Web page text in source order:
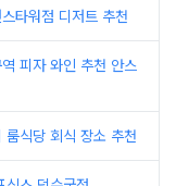
타워점 디저트 추천
피자 와인 추천 안스
룸식당 회식 장소 추천